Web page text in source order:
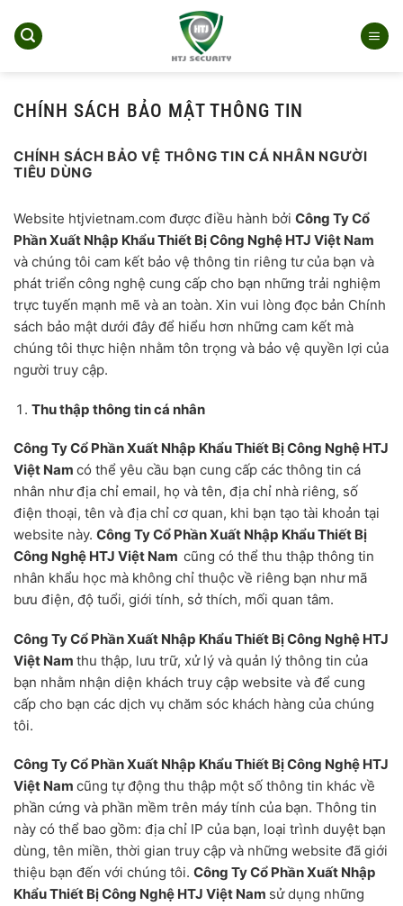
qua
CHÍNH SÁCH BẢO MẬT THÔNG TIN
CHÍNH SÁCH BẢO VỆ THÔNG TIN CÁ NHÂN NGƯỜI
TIÊU DÙNG
Website htjvietnam.com được điều hành bởi Công Ty Cổ
Phần Xuất Nhập Khẩu Thiết Bị Công Nghệ HTJ Việt Nam
và chúng tôi cam kết bảo vệ thông tin riêng tư của bạn và
phát triển công nghệ cung cấp cho bạn những trải nghiệm
trực tuyến mạnh mẽ và an toàn. Xin vui lòng đọc bản Chính
sách bảo mật dưới đây để hiểu hơn những cam kết mà
chúng tôi thực hiện nhằm tôn trọng và bảo vệ quyền lợi của
người truy cập.
Thu thập thông tin cá nhân
Công Ty Cổ Phần Xuất Nhập Khẩu Thiết Bị Công Nghệ HTJ
Việt Nam có thể yêu cầu bạn cung cấp các thông tin cá
nhân như địa chỉ email, họ và tên, địa chỉ nhà riêng, số
điện thoại, tên và địa chỉ cơ quan, khi bạn tạo tài khoản tại
website này. Công Ty Cổ Phần Xuất Nhập Khẩu Thiết Bị
Công Nghệ HTJ Việt Nam cũng có thể thu thập thông tin
nhân khẩu học mà không chỉ thuộc về riêng bạn như mã
bưu điện, độ tuổi, giới tính, sở thích, mối quan tâm.
Công Ty Cổ Phần Xuất Nhập Khẩu Thiết Bị Công Nghệ HTJ
Việt Nam thu thập, lưu trữ, xử lý và quản lý thông tin của
bạn nhằm nhận diện khách truy cập website và để cung
cấp cho bạn các dịch vụ chăm sóc khách hàng của chúng
tôi.
Công Ty Cổ Phần Xuất Nhập Khẩu Thiết Bị Công Nghệ HTJ
Việt Nam cũng tự động thu thập một số thông tin khác về
phần cứng và phần mềm trên máy tính của bạn. Thông tin
này có thể bao gồm: địa chỉ IP của bạn, loại trình duyệt bạn
dùng, tên miền, thời gian truy cập và những website đã giới
thiệu bạn đến với chúng tôi. Công Ty Cổ Phần Xuất Nhập
Khẩu Thiết Bị Công Nghệ HTJ Việt Nam sử dụng những